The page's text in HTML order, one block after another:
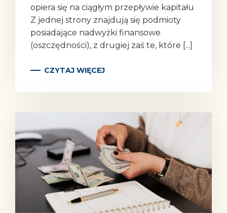
opiera się na ciągłym przepływie kapitału
Z jednej strony znajdują się podmioty
posiadające nadwyżki finansowe
(oszczędności), z drugiej zaś te, które [...]
CZYTAJ WIĘCEJ